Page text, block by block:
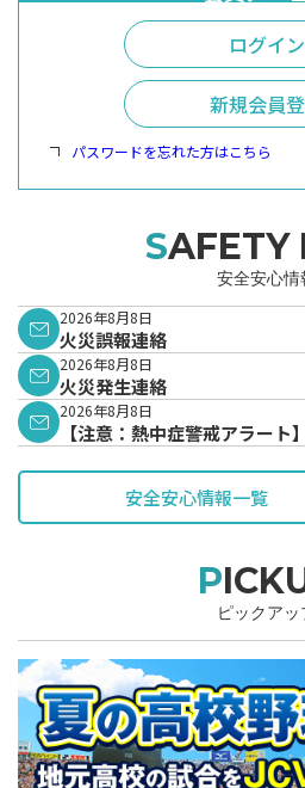
ログイン
新規会員
パスワードを忘れた方はこちら
安全安心情
2026年8月8日
火災誤報連絡
2026年8月8日
火災発生連絡
2026年8月8日
【注意：熱中症警戒アラー
安全安心情報一覧
ピックアッ